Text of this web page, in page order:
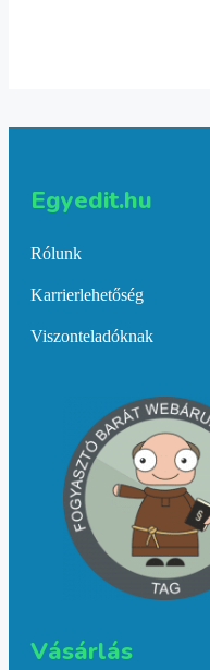
Egyedit.hu
Rólunk
Karrierlehetőség
Viszonteladóknak
Vásárlás​